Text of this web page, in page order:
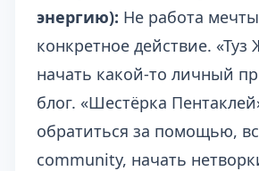
энергию): Не работа
конкретное действие.
начать какой-то личный
блог. «Шестёрка
обратиться за помощью,
community, начать